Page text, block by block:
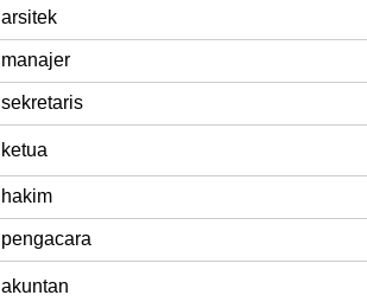
arsitek
manajer
sekretaris
ketua
hakim
pengacara
akuntan